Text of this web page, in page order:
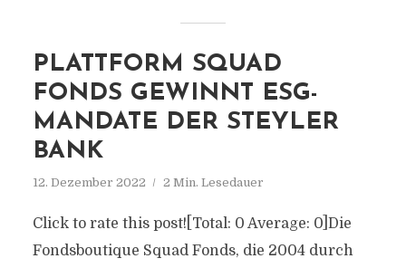
PLATTFORM SQUAD
FONDS GEWINNT ESG-
MANDATE DER STEYLER
BANK
12. Dezember 2022 2 Min. Lesedauer
Click to rate this post![Total: 0 Average: 0]Die
Fondsboutique Squad Fonds, die 2004 durch